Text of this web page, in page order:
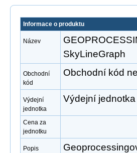
Informace o produktu
Název
SkyLineGraph
Obchodní
kód
Obchodní kód
Výdejní
jednotka
Výdejní
Cena za
jednotku
Popis